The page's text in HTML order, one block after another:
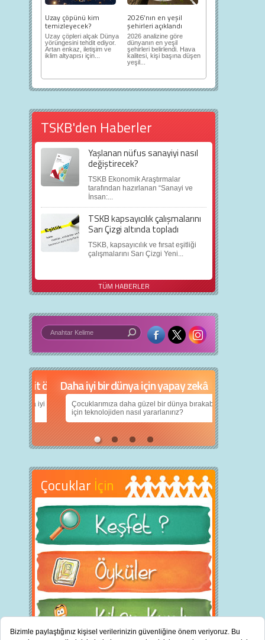
Uzay çöpünü kim
temizleyecek?
Uzay çöpleri alçak Dünya
yörüngesini tehdit ediyor.
Artan enkaz, iletişim ve
iklim altyapısı için...
2026’nın en yeşil
şehirleri açıklandı
2026 analizine göre
dünyanın en yeşil
şehirleri belirlendi. Hava
kalitesi, kişi başına düşen
yeşil...
TSKB'den Haberler
Yaşlanan nüfus sanayiyi nasıl
değiştirecek?
TSKB Ekonomik Araştırmalar
tarafından hazırlanan “Sanayi ve
İnsan:...
TSKB kapsayıcılık çalışmalarını
Sarı Çizgi altında topladı
TSKB, kapsayıcılık ve fırsat eşitliği
çalışmalarını Sarı Çizgi Yeni...
TÜM HABERLER
Daha iyi bir dünya için yapay zekâ
Çocuklarımıza daha güzel bir dünya bırakabilmek
için teknolojiden nasıl yararlanırız?
Çocuklar İçin